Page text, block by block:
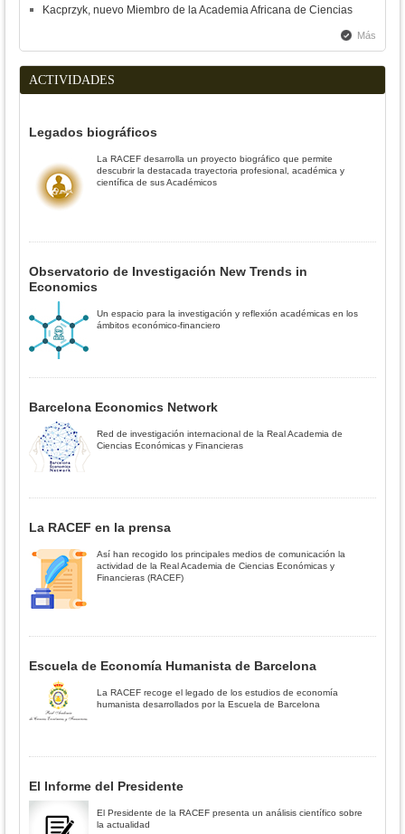
Kacprzyk, nuevo Miembro de la Academia Africana de Ciencias
Más
ACTIVIDADES
Legados biográficos
La RACEF desarrolla un proyecto biográfico que permite
descubrir la destacada trayectoria profesional, académica y
científica de sus Académicos
Observatorio de Investigación New Trends in
Economics
Un espacio para la investigación y reflexión académicas en los
ámbitos económico-financiero
Barcelona Economics Network
Red de investigación internacional de la Real Academia de
Ciencias Económicas y Financieras
La RACEF en la prensa
Así han recogido los principales medios de comunicación la
actividad de la Real Academia de Ciencias Económicas y
Financieras (RACEF)
Escuela de Economía Humanista de Barcelona
La RACEF recoge el legado de los estudios de economía
humanista desarrollados por la Escuela de Barcelona
El Informe del Presidente
El Presidente de la RACEF presenta un análisis científico sobre
la actualidad